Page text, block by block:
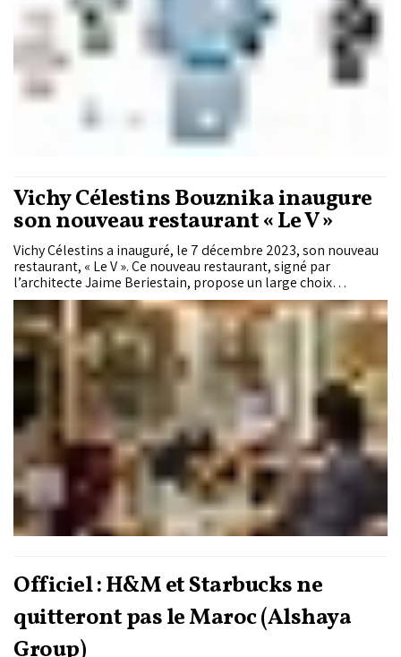
Vichy Célestins Bouznika inaugure
son nouveau restaurant « Le V »
Vichy Célestins a inauguré, le 7 décembre 2023, son nouveau
restaurant, « Le V ». Ce nouveau restaurant, signé par
l’architecte Jaime Beriestain, propose un large choix
gastronomique avec une sélection de la cuisine de terroir
marocain.
Officiel : H&M et Starbucks ne
quitteront pas le Maroc (Alshaya
Group)